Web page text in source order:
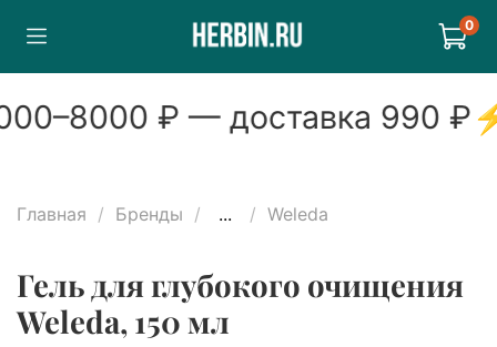
0
–8000₽ — доставка990₽
Главная Бренды ... Weleda
Гель для глубокого очищения
Weleda, 150 мл